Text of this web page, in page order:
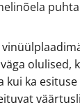
olulised,
kui ka